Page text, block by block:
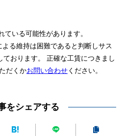
いる可能性があります。
る維持は困難であると判断しサス
おります。 正確な工賃につきまし
だくかお問い合わせください。
をシェアする